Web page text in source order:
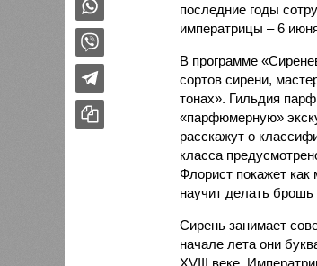
последние годы
императрицы – 6
В программе
сортов сирени,
тонах». Гильдия
«парфюмерную»
расскажут о
класса
Флорист покажет как
научит делать брошь
Сирень занимает
начале лета они
XVIII веке.